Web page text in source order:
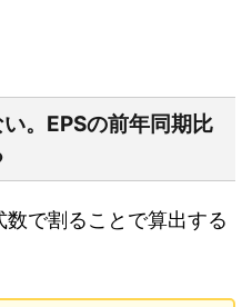
。EPSの前年同期比
で割ることで算出する